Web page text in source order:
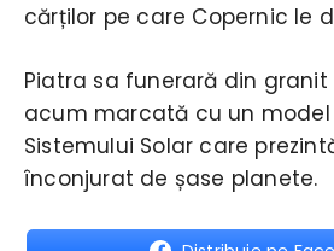
cărților pe care Copernic le
Piatra sa funerară din
acum marcată cu un
Sistemului Solar care
înconjurat de șase planete.